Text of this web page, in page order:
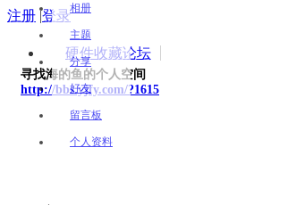
注册 |登录
硬件收藏论坛
寻找海的鱼的个人空间
http://bbs.yjfy.com/?1615
相册
主题
分享
好友
留言板
个人资料